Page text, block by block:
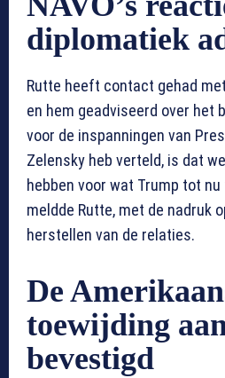
diplomatiek
Rutte heeft contact gehad
en hem geadviseerd over het
voor de inspanningen van
Zelensky heb verteld, is dat
hebben voor wat Trump tot nu
meldde Rutte, met de nadruk
herstellen van de relaties.
De
toewijding
bevestigd